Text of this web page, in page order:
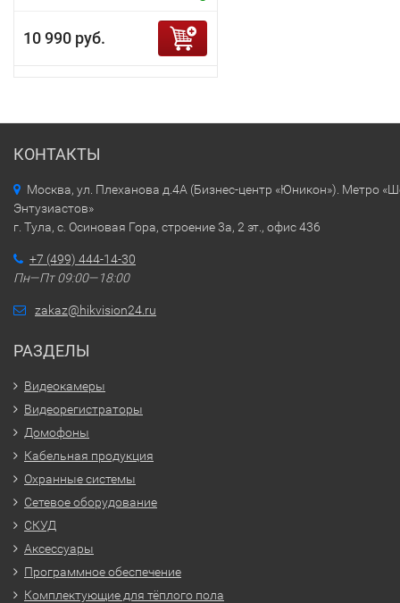
10 990 руб.
КОНТАКТЫ
Москва, ул. Плеханова д.4А (Бизнес-центр «Юникон»). Метро
Энтузиастов»
г. Тула, с. Осиновая Гора, строение 3а, 2 эт., офис 436
+7 (499) 444-14-30
Пн—Пт 09:00—18:00
zakaz@hikvision24.ru
РАЗДЕЛЫ
Видеокамеры
Видеорегистраторы
Домофоны
Кабельная продукция
Охранные системы
Сетевое оборудование
СКУД
Аксессуары
Программное обеспечение
Комплектующие для тёплого пола